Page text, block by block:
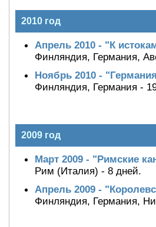
2010 год
Апрель 2010 - "К
Финляндия, Германия,
Ноябрь 2010 -
Финляндия, Германия -
2009 год
Март 2009 - "Римские
Рим (Италия) - 8 дней.
Апрель 2009 -
Финляндия, Германия,